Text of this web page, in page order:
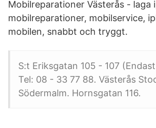
Mobilreparationer Västerås - laga
mobilreparationer, mobilservice,
mobilen, snabbt och tryggt.
S:t Eriksgatan 105 - 107
Tel: 08 - 33 77 88. Västerås
Södermalm. Hornsgatan 116.